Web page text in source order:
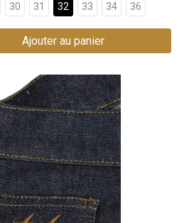
30 31 32 33 34 36
Ajouter au panier